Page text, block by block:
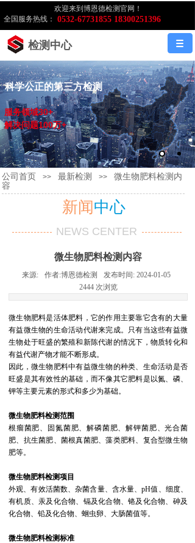
公司首页 >> 最新检测 >>
微生物肥料检测内
容
0532-67731855 18300251396
全国服务热线：
欢迎来到博恩德检测官网！
检测中心
科学公正的第三方检测
服务领域30+
解决问题100万+
新闻中心
NEWS CENTER
微生物肥料检测内容
来源: 作者:博恩德检测 发布时间: 2024-01-05
2444 次浏览
微生物肥料是活体肥料，它的作用主要靠它含有的大量
有益微生物的生命活动代谢来完成。只有当这些有益微
生物处于旺盛的繁殖和新陈代谢的情况下，物质转化和
有益代谢产物才能不断形成。
因此，微生物肥料中有益微生物的种类、生命活动是否
旺盛是其有效性的基础，而不像其它肥料是以氮、磷、
钾等主要元素的形式和多少为基础。
微生物肥料检测范围
根瘤菌肥、固氮菌肥、解磷菌肥、解钾菌肥、光合菌
肥、抗生菌肥、菌根真菌肥、藻类肥料、复合型微生物
肥等。
微生物肥料检测项目
外观、有效活菌数、杂菌含量、含水量、pH值、细度、
有机质、汞及化合物、镉及化合物、铬及化合物、砷及
化合物、铅及化合物、蛔虫卵、大肠菌值等。
微生物肥料检测标准